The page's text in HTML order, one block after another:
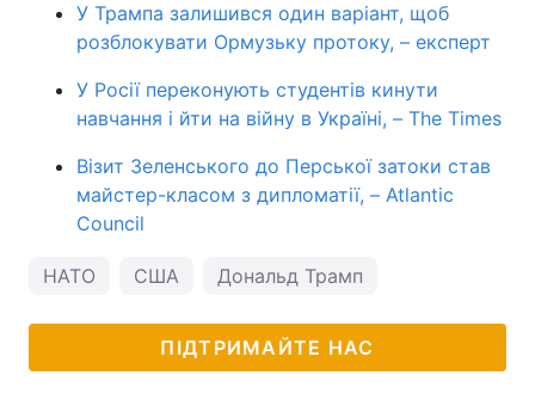
У Трампа залишився один варіант, щоб
розблокувати Ормузьку протоку, – експерт
У Росії переконують студентів кинути
навчання і йти на війну в Україні, – The Times
Візит Зеленського до Перської затоки став
майстер-класом з дипломатії, – Atlantic
Council
НАТО США Дональд Трамп
ПІДТРИМАЙТЕ НАС